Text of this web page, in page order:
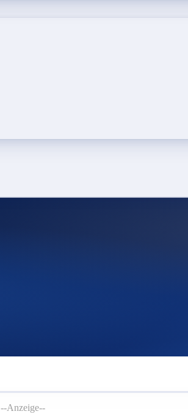
--Anzeige--